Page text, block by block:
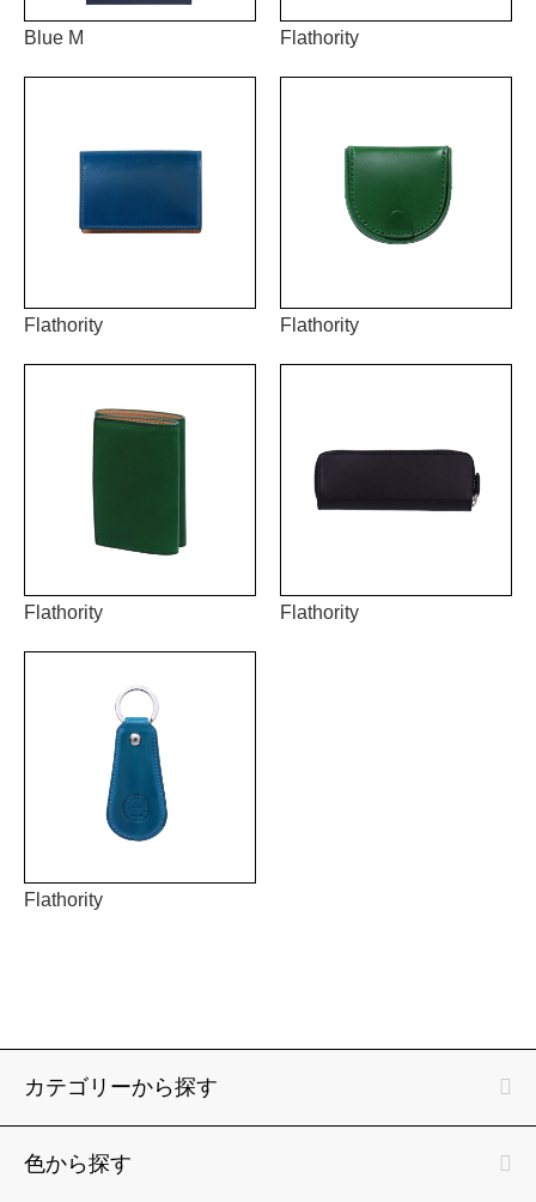
Blue M Flathority
Flathority Flathority
Flathority Flathority
Flathority
カテゴリーから探す
色から探す